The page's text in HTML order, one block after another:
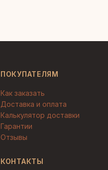
ПОКУПАТЕЛЯМ
Как заказать
Доставка и оплата
Калькулятор доставки
Гарантии
Отзывы
КОНТАКТЫ